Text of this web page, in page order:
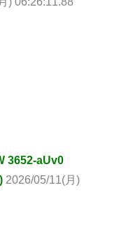
3652-aUv0
2026/05/11(月)